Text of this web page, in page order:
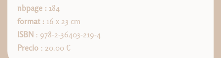
nbpage : 184
format : 16 x 23 cm
ISBN : 978-2-36403-219-4
Precio : 20.00 €